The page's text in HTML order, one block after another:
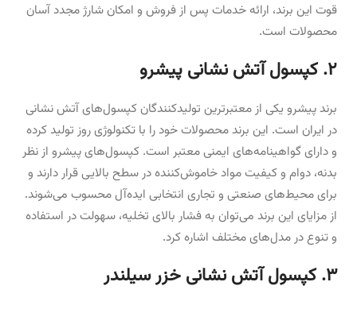
قوت این برند، ارائه خدمات پس از فروش و امکان شارژ مجدد آسان
محصولات است.
۲. کپسول آتش نشانی پیشرو
برند پیشرو یکی از معتبرترین تولیدکنندگان کپسول‌های آتش نشانی
در ایران است. این برند محصولات خود را با تکنولوژی روز تولید کرده
و دارای گواهینامه‌های ایمنی معتبر است. کپسول‌های پیشرو از نظر
بدنه، دوام و کیفیت مواد خاموش‌کننده در سطح بالایی قرار دارند و
برای محیط‌های صنعتی و تجاری انتخابی ایده‌آل محسوب می‌شوند.
از مزایای این برند می‌توان به فشار بالای تخلیه، سهولت در استفاده
و تنوع در مدل‌های مختلف اشاره کرد.
۳. کپسول آتش نشانی خزر سیلندر